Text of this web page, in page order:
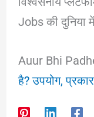
Jobs की दुनिया
Auur Bhi
है? उपयोग,